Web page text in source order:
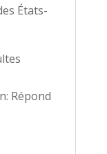
États-
Répond